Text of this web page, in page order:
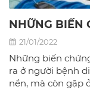
NHỮNG BIẾN
21/01/2022
Những biến
ra ở người bệnh
nền, mà còn gặp